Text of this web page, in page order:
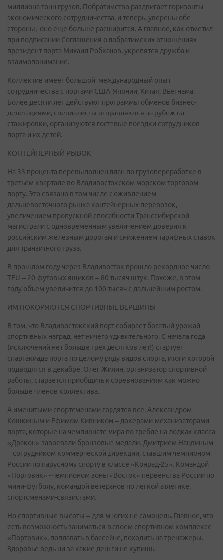
миллиона тонн грузов. Побратимство раздвигает горизонты
экономического сотрудничества, и теперь, уверены обе
стороны, оно еще больше расширится. А главное, как отметил
при подписании Соглашения о побратимских отношениях
президент порта Михаил Робканов, укрепятся дружба и
взаимопонимание.
Коллектив имеет большой международный опыт
сотрудничества с портами США, Японии, Китая, Вьетнама.
Более десяти лет действуют программы обменов бизнес-
делегациями, специалисты отправляются за рубеж на
стажировки, организуются гостевые поездки сотрудников
порта и их детей.
КОНТЕЙНЕРНЫЙ РЫВОК
На 33 процента перевыполнен план по грузопереработке в
третьем квартале во Владивостокском морском торговом
порту. Это связано в том числе с оживлением
дальневосточного рынка контейнерных перевозок,
увеличением пропускной способности Транссибирской
магистрали с одновременным увеличением доверия к
российским железным дорогам и снижением тарифных ставок
для транзитного груза.
В прошлом году через Владивосток прошло рекордное число
TEU – 20-футовых ящиков – 80 тысяч штук. Похоже, в этом
году объем увеличится до 100 тысяч с дальнейшим ростом.
ИМ ПОКОРЯЮТСЯ СПОРТИВНЫЕ ВЕРШИНЫ
В том, что Владивостокский порт собирает богатый урожай
спортивных наград, нет ничего удивительного. С начала года
(исключений нет больше трех десятков лет!) стартует
спартакиада порта по целому ряду видов спорта, итоги которой
подводятся в декабре. Олег Жилин, организатор спортивной
работы, старается приобщить к соревнованиям как можно
больше членов коллектива.
А именитыми спортсменами гордятся все. Александром
Кошкиным и Ефимом Кивником – докерами-механизаторами
порта, которые на чемпионате мира по гребле на лодках класса
«Дракон» завоевали бронзовые медали. Дмитрием Нацвиным
– сотрудником коммерческой дирекции, ставшим чемпионом
России по парусному спорту в классе «Конрад-25». Командой
«Портовик» - чемпионом зоны «Восток» первенства России по
мини-футболу, командой ветеранов по легкой атлетике,
спортсменами-связистами.
Но спортивные высоты – для многих не самоцель. Главное, что
есть возможность заниматься в своем спортивном комплексе
«Портовик», поплавать в бассейне, походить на тренажеры.
Здоровье ведь ни за какие деньги не купишь.